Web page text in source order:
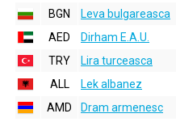
BGN
Leva bulgareasca
AED
Dirham E.A.U.
TRY
Lira turceasca
ALL
Lek albanez
AMD
Dram armenesc